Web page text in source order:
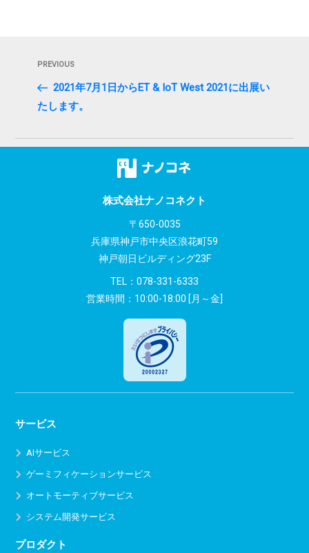
ゲ
Previous
Post
PREVIOUS
2021年7月1日からET & IoT West 2021に出展い
たします。
株式会社ナノコネクト
〒650-0035
兵庫県神戸市中央区浪花町59
神戸朝日ビルディング23F
TEL： 078-331-6333
営業時間：10:00-18:00 [月～金]
サービス
AIサービス
ゲーミフィケーションサービス
オートモーティブサービス
システム開発サービス
プロダクト